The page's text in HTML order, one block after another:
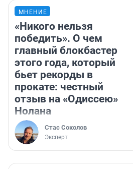
МНЕНИЕ
«Никого нельзя
победить». О чем
главный блокбастер
этого года, который
бьет рекорды в
прокате: честный
отзыв на «Одиссею»
Нолана
Стас Соколов
Эксперт